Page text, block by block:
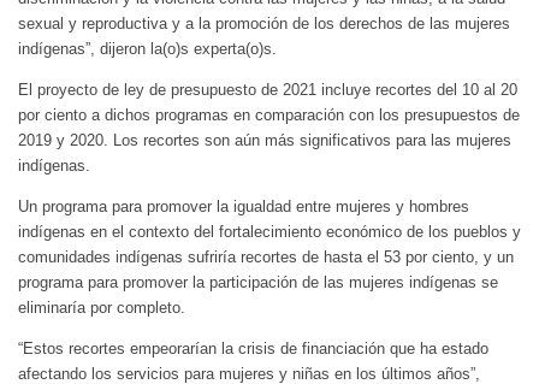
sexual y reproductiva y a la promoción de los derechos de las mujeres
indígenas”, dijeron la(o)s experta(o)s.
El proyecto de ley de presupuesto de 2021 incluye recortes del 10 al 20
por ciento a dichos programas en comparación con los presupuestos de
2019 y 2020. Los recortes son aún más significativos para las mujeres
indígenas.
Un programa para promover la igualdad entre mujeres y hombres
indígenas en el contexto del fortalecimiento económico de los pueblos y
comunidades indígenas sufriría recortes de hasta el 53 por ciento, y un
programa para promover la participación de las mujeres indígenas se
eliminaría por completo.
“Estos recortes empeorarían la crisis de financiación que ha estado
afectando los servicios para mujeres y niñas en los últimos años”,